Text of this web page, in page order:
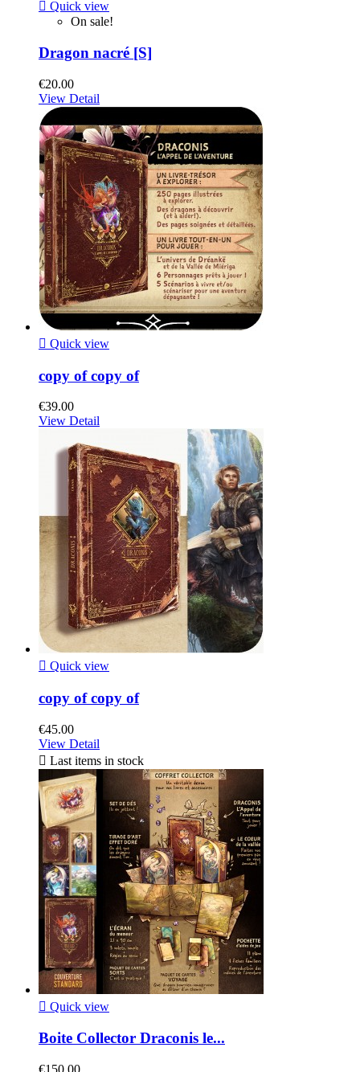
 Quick view
On sale!
Dragon nacré [S]
€20.00
View Detail
 Quick view
copy of copy of
€39.00
View Detail
 Quick view
copy of copy of
€45.00
View Detail
 Last items in stock
 Quick view
Boite Collector Draconis le...